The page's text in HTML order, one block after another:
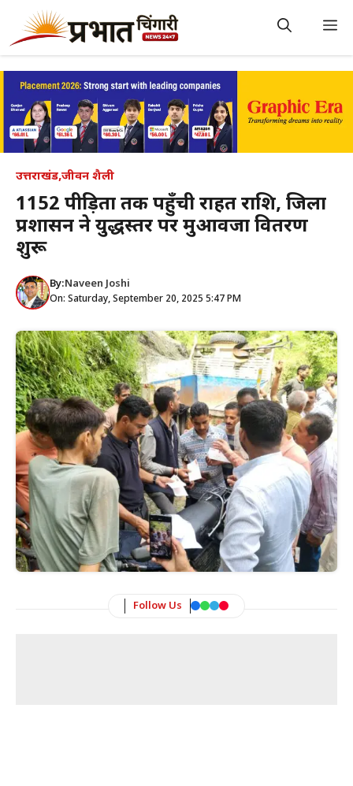
content
उत्तराखंड,जीवन शैली
1152 पीड़ितों तक पहुँची राहत राशि, जिला
प्रशासन ने युद्धस्तर पर मुआवजा वितरण
शुरू
By:Naveen Joshi
On: Saturday, September 20, 2025 5:47 PM
Follow Us